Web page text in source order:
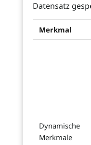
Datensatz
Merkmal
Dynamische
Merkmale